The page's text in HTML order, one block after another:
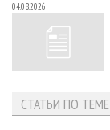
04.08.2026
СТАТЬИ ПО ТЕМЕ